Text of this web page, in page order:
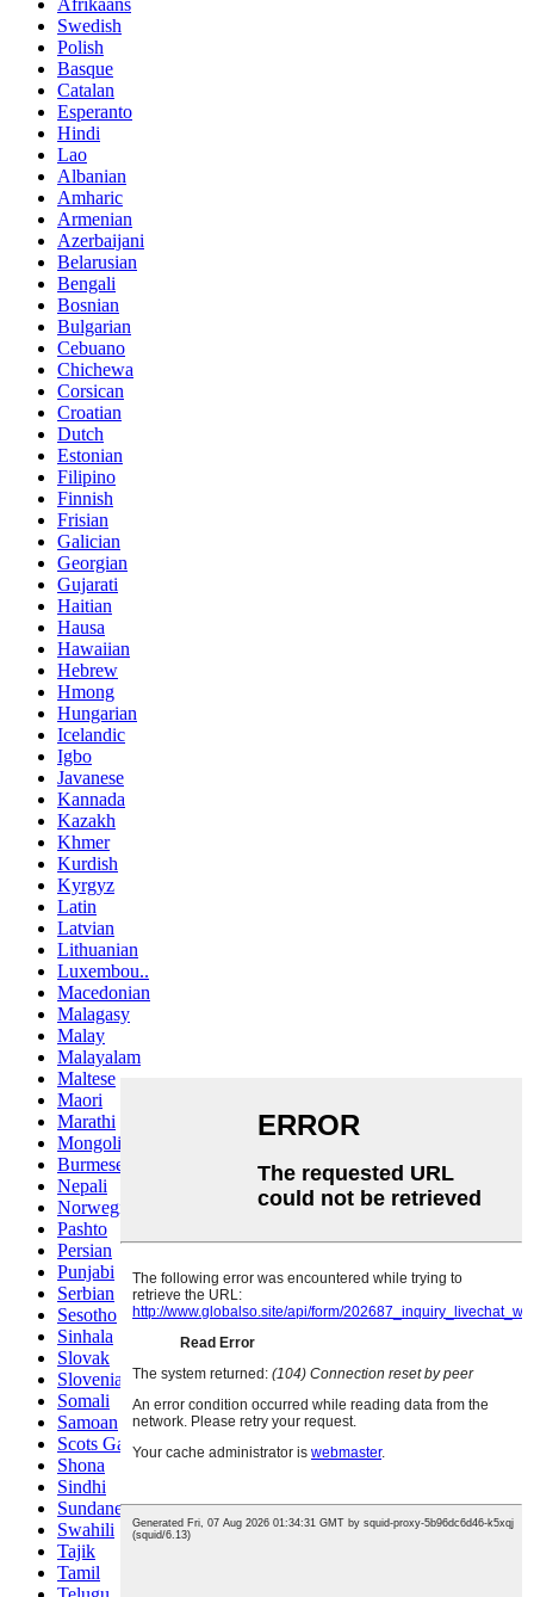
Afrikaans
Swedish
Polish
Basque
Catalan
Esperanto
Hindi
Lao
Albanian
Amharic
Armenian
Azerbaijani
Belarusian
Bengali
Bosnian
Bulgarian
Cebuano
Chichewa
Corsican
Croatian
Dutch
Estonian
Filipino
Finnish
Frisian
Galician
Georgian
Gujarati
Haitian
Hausa
Hawaiian
Hebrew
Hmong
Hungarian
Icelandic
Igbo
Javanese
Kannada
Kazakh
Khmer
Kurdish
Kyrgyz
Latin
Latvian
Lithuanian
Luxembou..
Macedonian
Malagasy
Malay
Malayalam
Maltese
Maori
Marathi
Mongolian
Burmese
Nepali
Norwegian
Pashto
Persian
Punjabi
Serbian
Sesotho
Sinhala
Slovak
Slovenian
Somali
Samoan
Scots Gaelic
Shona
Sindhi
Sundanese
Swahili
Tajik
Tamil